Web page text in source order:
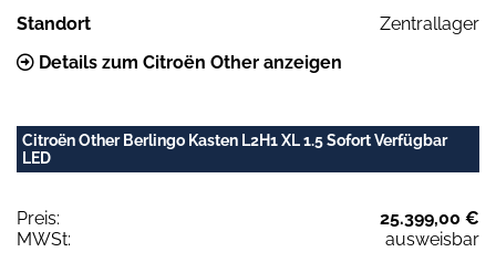
Standort
Zentrallager
Details zum Citroën Other anzeigen
Citroën Other Berlingo Kasten L2H1 XL 1.5 Sofort Verfügbar
LED
Preis:
25.399,00 €
MWSt:
ausweisbar